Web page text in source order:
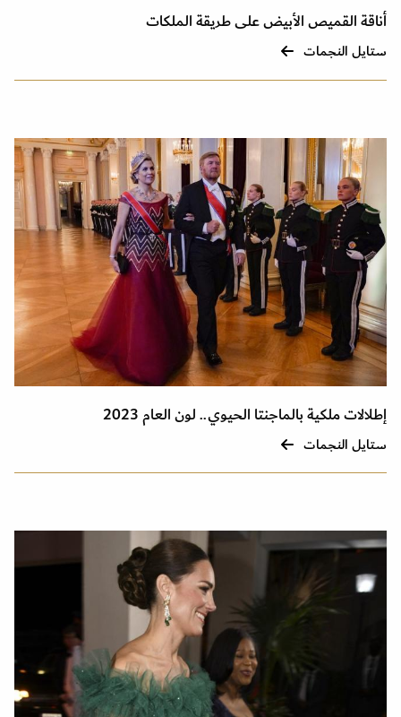
أناقة القميص الأبيض على طريقة الملكات
ستايل النجمات
إطلالات ملكية بالماجنتا الحيوي.. لون العام 2023
ستايل النجمات